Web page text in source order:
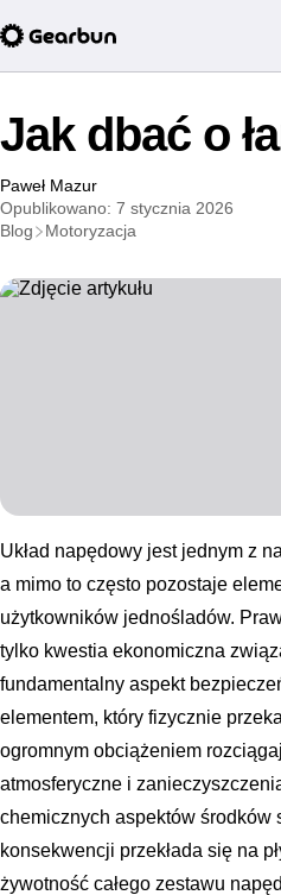
Jak dbać o
Paweł Mazur
Opublikowano: 7 stycznia 2026
Blog
Motoryzacja
Układ napędowy jest jednym z
a mimo to często pozostaje
użytkowników jednośladów.
tylko kwestia ekonomiczna
fundamentalny aspekt
elementem, który fizycznie
ogromnym obciążeniem
atmosferyczne i
chemicznych aspektów
konsekwencji przekłada się na
żywotność całego zestawu